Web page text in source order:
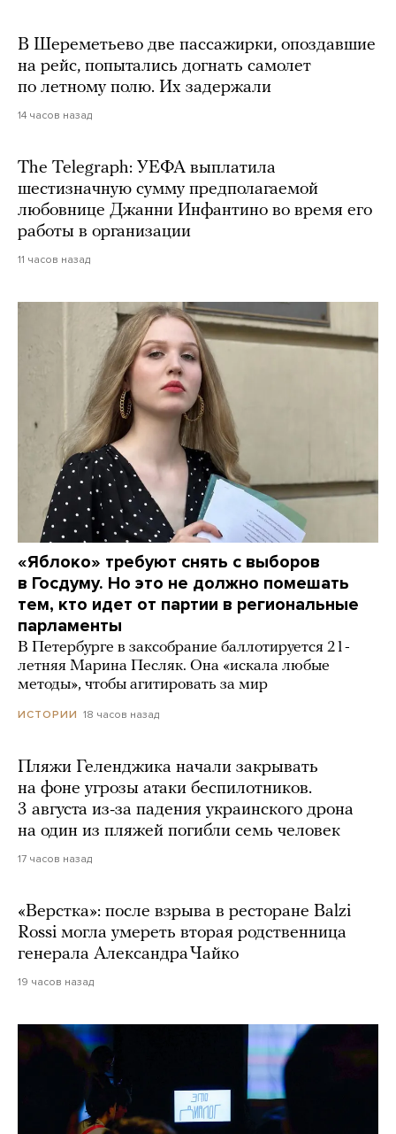
В Шереметьево две пассажирки, опоздавшие
на рейс, попытались догнать самолет
по летному полю. Их задержали
14 часов назад
The Telegraph: УЕФА выплатила
шестизначную сумму предполагаемой
любовнице Джанни Инфантино во время его
работы в организации
11 часов назад
«Яблоко» требуют снять с выборов
в Госдуму. Но это не должно помешать
тем, кто идет от партии в региональные
парламенты
В Петербурге в заксобрание баллотируется 21-
летняя Марина Песляк. Она «искала любые
методы», чтобы агитировать за мир
ИСТОРИИ 18 часов назад
Пляжи Геленджика начали закрывать
на фоне угрозы атаки беспилотников.
3 августа из-за падения украинского дрона
на один из пляжей погибли семь человек
17 часов назад
«Верстка»: после взрыва в ресторане Balzi
Rossi могла умереть вторая родственница
генерала Александра Чайко
19 часов назад